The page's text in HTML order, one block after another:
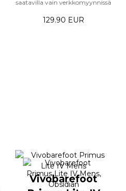
saatavilla vain verkkomyynnissä
129.90 EUR
Vivobarefoot